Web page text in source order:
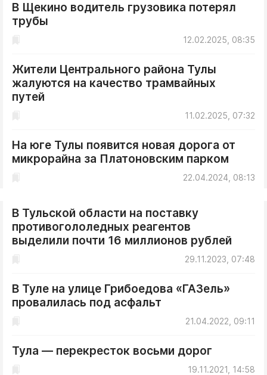
В Щекино водитель грузовика потерял
трубы
12.02.2025, 08:35
Жители Центрального района Тулы
жалуются на качество трамвайных
путей
11.02.2025, 07:32
На юге Тулы появится новая дорога от
микрорайна за Платоновским парком
22.04.2024, 08:13
В Тульской области на поставку
противогололедных реагентов
выделили почти 16 миллионов рублей
29.11.2023, 07:48
В Туле на улице Грибоедова «ГАЗель»
провалилась под асфальт
21.04.2022, 09:11
Тула — перекресток восьми дорог
19.11.2021, 14:58